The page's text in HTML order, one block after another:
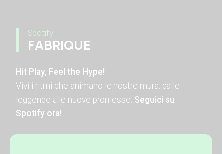
Spotify
FABRIQUE
Hit Play, Feel the Hype!
Vivi i ritmi che animano le nostre mura: dalle
leggende alle nuove promesse. Seguici su
Spotify ora!